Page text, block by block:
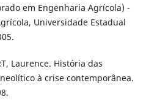
em Engenharia Agrícola) -
Universidade Estadual
Laurence. História das
à crise contemporânea.